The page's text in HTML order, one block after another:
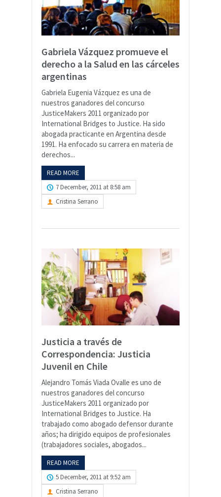
Gabriela Vázquez promueve el
derecho a la Salud en las cárceles
argentinas
Gabriela Eugenia Vázquez es una de
nuestros ganadores del concurso
JusticeMakers 2011 organizado por
International Bridges to Justice. Ha sido
abogada practicante en Argentina desde
1991. Ha enfocado su carrera en materia de
derechos...
READ MORE
7 December, 2011 at 8:58 am
Cristina Serrano
Justicia a través de
Correspondencia: Justicia
Juvenil en Chile
Alejandro Tomás Viada Ovalle es uno de
nuestros ganadores del concurso
JusticeMakers 2011 organizado por
International Bridges to Justice. Ha
trabajado como abogado defensor durante
años; ha dirigido equipos de profesionales
(trabajadores sociales, abogados...
READ MORE
5 December, 2011 at 9:52 am
Cristina Serrano